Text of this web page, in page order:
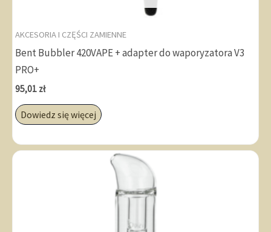
AKCESORIA I CZĘŚCI ZAMIENNE
Bent Bubbler 420VAPE + adapter do waporyzatora V3
PRO+
95,01 zł
Dowiedz się więcej